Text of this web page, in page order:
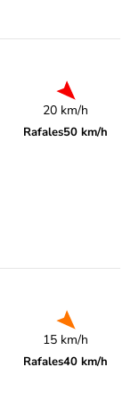
20 km/h
Rafales50 km/h
15 km/h
Rafales40 km/h